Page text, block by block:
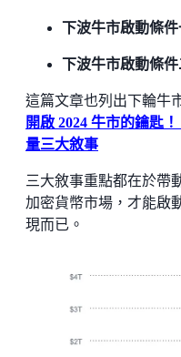
下波牛市啟動條
下波牛市啟動條
這篇文章也列出下輪牛
開啟 2024 牛市的鑰匙
量三大敘事
三大敘事重點都在於帶
加密貨幣市場，才能啟
現而已。